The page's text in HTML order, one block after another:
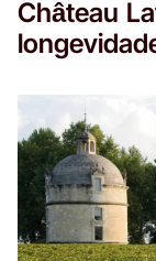
Château